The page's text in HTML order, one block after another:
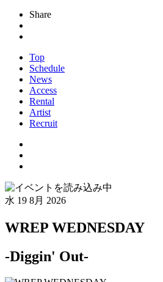
Share
Top
Schedule
News
Access
Rental
Artist
Recruit
水 19 8月 2026
WREP WEDNESDAY
-Diggin' Out-